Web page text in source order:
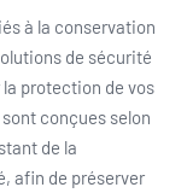
à la conservation
de sécurité
protection de vos
conçues selon
de la
afin de préserver